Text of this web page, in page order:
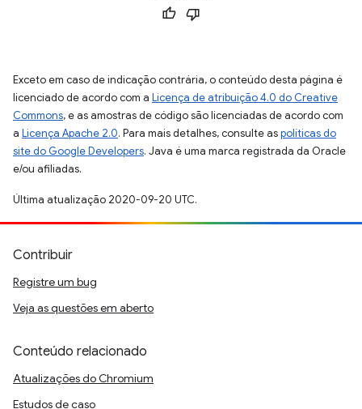
Exceto em caso de indicação contrária, o conteúdo desta página é
licenciado de acordo com a Licença de atribuição 4.0 do Creative
Commons, e as amostras de código são licenciadas de acordo com
a Licença Apache 2.0. Para mais detalhes, consulte aspolíticas do
site do Google Developers. Java é uma marca registrada da Oracle
e/ou afiliadas.
Última atualização 2020-09-20 UTC.
Contribuir
Registre um bug
Veja as questões em aberto
Conteúdo relacionado
Atualizações do Chromium
Estudos de caso